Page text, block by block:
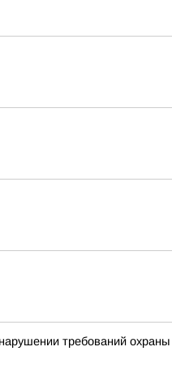
требований